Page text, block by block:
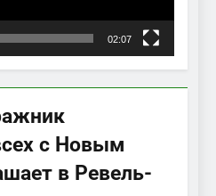
02:07
с Новым
в Ревель-